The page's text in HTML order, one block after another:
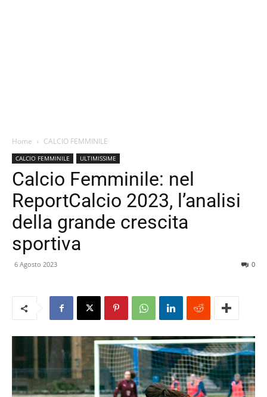
Home CALCIO FEMMINILE
CALCIO FEMMINILE ULTIMISSIME
Calcio Femminile: nel
ReportCalcio 2023, l’analisi
della grande crescita
sportiva
6 Agosto 2023 0